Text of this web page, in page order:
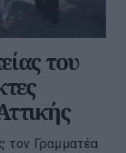
του
τον Γραμματέα